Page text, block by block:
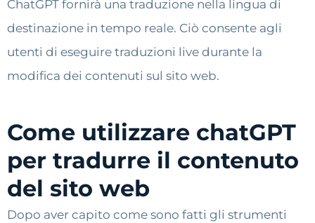
ChatGPT fornirà una traduzione nella lingua di
destinazione in tempo reale. Ciò consente agli
utenti di eseguire traduzioni live durante la
modifica dei contenuti sul sito web.
Come utilizzare chatGPT
per tradurre il contenuto
del sito web
Dopo aver capito come sono fatti gli strumenti